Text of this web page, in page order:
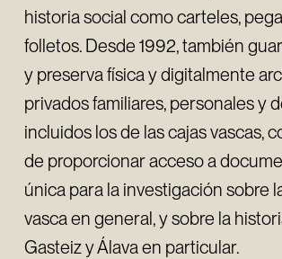
historia social como carteles,
folletos. Desde 1992, también
y preserva física y digitalmente
privados familiares, personales y
incluidos los de las cajas vascas,
de proporcionar acceso a
única para la investigación sobre
vasca en general, y sobre la
Gasteiz y Álava en particular.